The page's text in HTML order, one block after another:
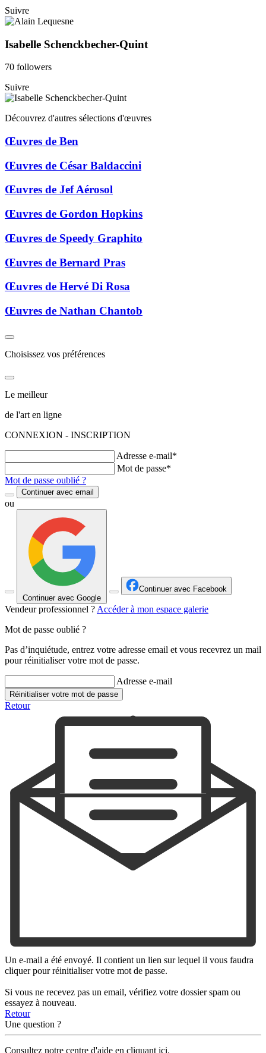
Suivre
Isabelle Schenckbecher-Quint
70 followers
Suivre
Découvrez d'autres sélections d'œuvres
Œuvres de Ben
Œuvres de César Baldaccini
Œuvres de Jef Aérosol
Œuvres de Gordon Hopkins
Œuvres de Speedy Graphito
Œuvres de Bernard Pras
Œuvres de Hervé Di Rosa
Œuvres de Nathan Chantob
Choisissez vos préférences
Le meilleur
de l'art en ligne
CONNEXION - INSCRIPTION
Adresse e-mail*
Mot de passe*
Mot de passe oublié ?
Continuer avec email
ou
Continuer avec Google
Continuer avec Facebook
Vendeur professionnel ? Accéder à mon espace galerie
Mot de passe oublié ?
Pas d’inquiétude, entrez votre adresse email et vous recevrez un mail
pour réinitialiser votre mot de passe.
Adresse e-mail
Réinitialiser votre mot de passe
Retour
Un e-mail a été envoyé. Il contient un lien sur lequel il vous faudra
cliquer pour réinitialiser votre mot de passe.
Si vous ne recevez pas un email, vérifiez votre dossier spam ou
essayez à nouveau.
Retour
Une question ?
Consultez notre centre d'aide en cliquant ici.